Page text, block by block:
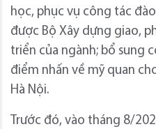
học, phục vụ công tác
được Bộ Xây dựng giao,
triển của ngành; bổ sung
điểm nhấn về mỹ quan
Hà Nội.
Trước đó, vào tháng 8/